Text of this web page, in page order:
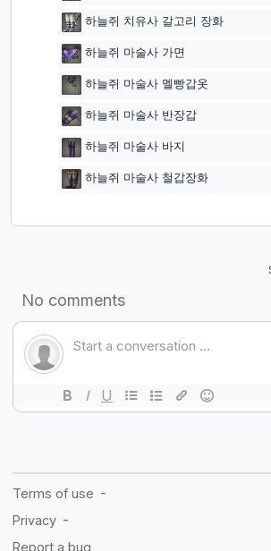
하늘쥐 치유사 갈고리 장화
하늘쥐 마술사 가면
하늘쥐 마술사 멜빵갑옷
하늘쥐 마술사 반장갑
하늘쥐 마술사 바지
하늘쥐 마술사 철갑장화